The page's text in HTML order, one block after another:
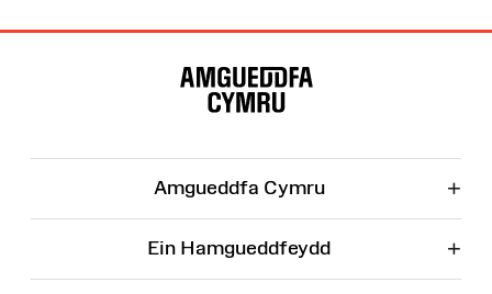
Amgueddfa Cymru +
Ein Hamgueddfeydd +